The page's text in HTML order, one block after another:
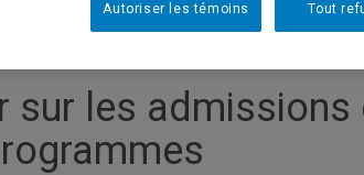
sur les
Tout
Autoriser les témoins